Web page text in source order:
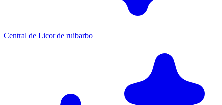
Central de Licor de ruibarbo